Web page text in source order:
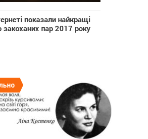
показали найкращі
закоханих пар 2017 року